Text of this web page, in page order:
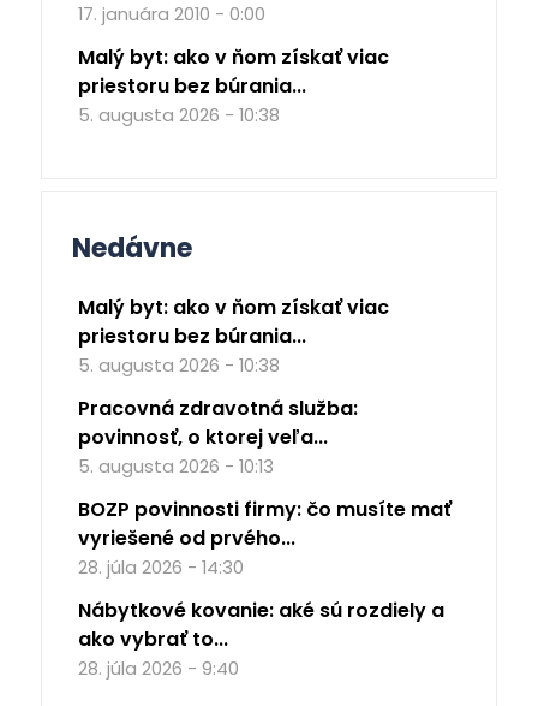
17. januára 2010 - 0:00
Malý byt: ako v ňom získať viac
priestoru bez búrania...
5. augusta 2026 - 10:38
Nedávne
Malý byt: ako v ňom získať viac
priestoru bez búrania...
5. augusta 2026 - 10:38
Pracovná zdravotná služba:
povinnosť, o ktorej veľa...
5. augusta 2026 - 10:13
BOZP povinnosti firmy: čo musíte mať
vyriešené od prvého...
28. júla 2026 - 14:30
Nábytkové kovanie: aké sú rozdiely a
ako vybrať to...
28. júla 2026 - 9:40